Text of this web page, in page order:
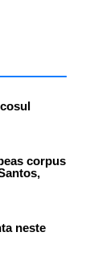
corpus
neste